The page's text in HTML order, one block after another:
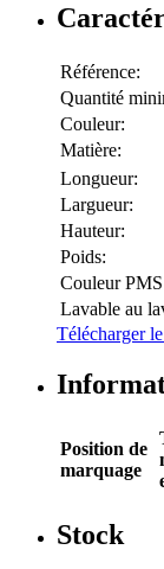
Référence:
Quantité
Couleur:
Matière:
Longueur:
Largueur:
Hauteur:
Poids:
Couleur PMS
Lavable au
Télécharger
Position de
marquage
Stock